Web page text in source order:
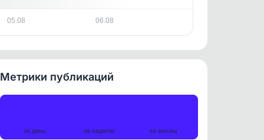
05.08 06.08
Метрики публикаций
за день за неделю за месяц